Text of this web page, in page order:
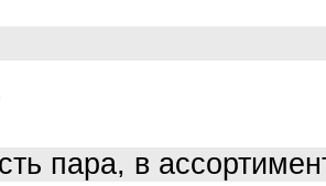
пара, в